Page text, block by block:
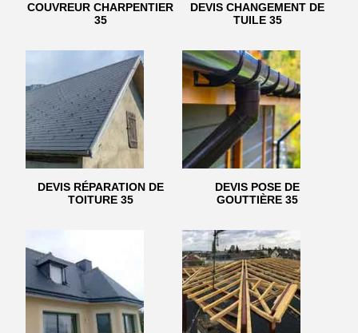
COUVREUR CHARPENTIER
35
DEVIS CHANGEMENT DE
TUILE 35
DEVIS RÉPARATION DE
TOITURE 35
DEVIS POSE DE
GOUTTIÈRE 35